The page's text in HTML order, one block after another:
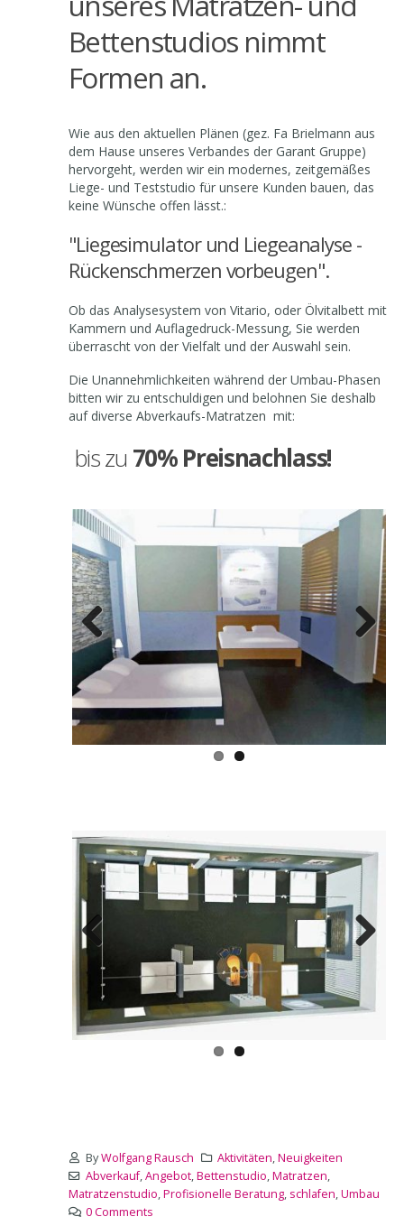
Bettenstudios nimmt
Formen an.
Wie aus den aktuellen Plänen (gez. Fa Brielmann aus
dem Hause unseres Verbandes der Garant Gruppe)
hervorgeht, werden wir ein modernes, zeitgemäßes
Liege- und Teststudio für unsere Kunden bauen, das
keine Wünsche offen lässt.:
"Liegesimulator und Liegeanalyse -
Rückenschmerzen vorbeugen".
Ob das Analysesystem von Vitario, oder Ölvitalbett mit
Kammern und Auflagedruck-Messung, Sie werden
überrascht von der Vielfalt und der Auswahl sein.
Die Unannehmlichkeiten während der Umbau-Phasen
bitten wir zu entschuldigen und belohnen Sie deshalb
auf diverse Abverkaufs-Matratzen mit:
bis zu 70% Preisnachlass!
Previous Next
Previous Next
ByWolfgang Rausch Aktivitäten,Neuigkeiten
Abverkauf,Angebot,Bettenstudio,Matratzen,
Matratzenstudio